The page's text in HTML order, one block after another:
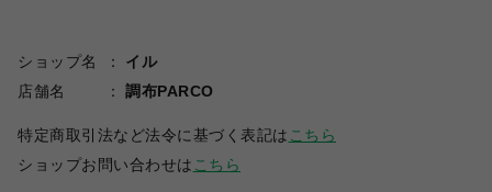
ショップ名
イル
店舗名
調布PARCO
特定商取引法など法令に基づく表記は こちら
ショップお問い合わせは こちら